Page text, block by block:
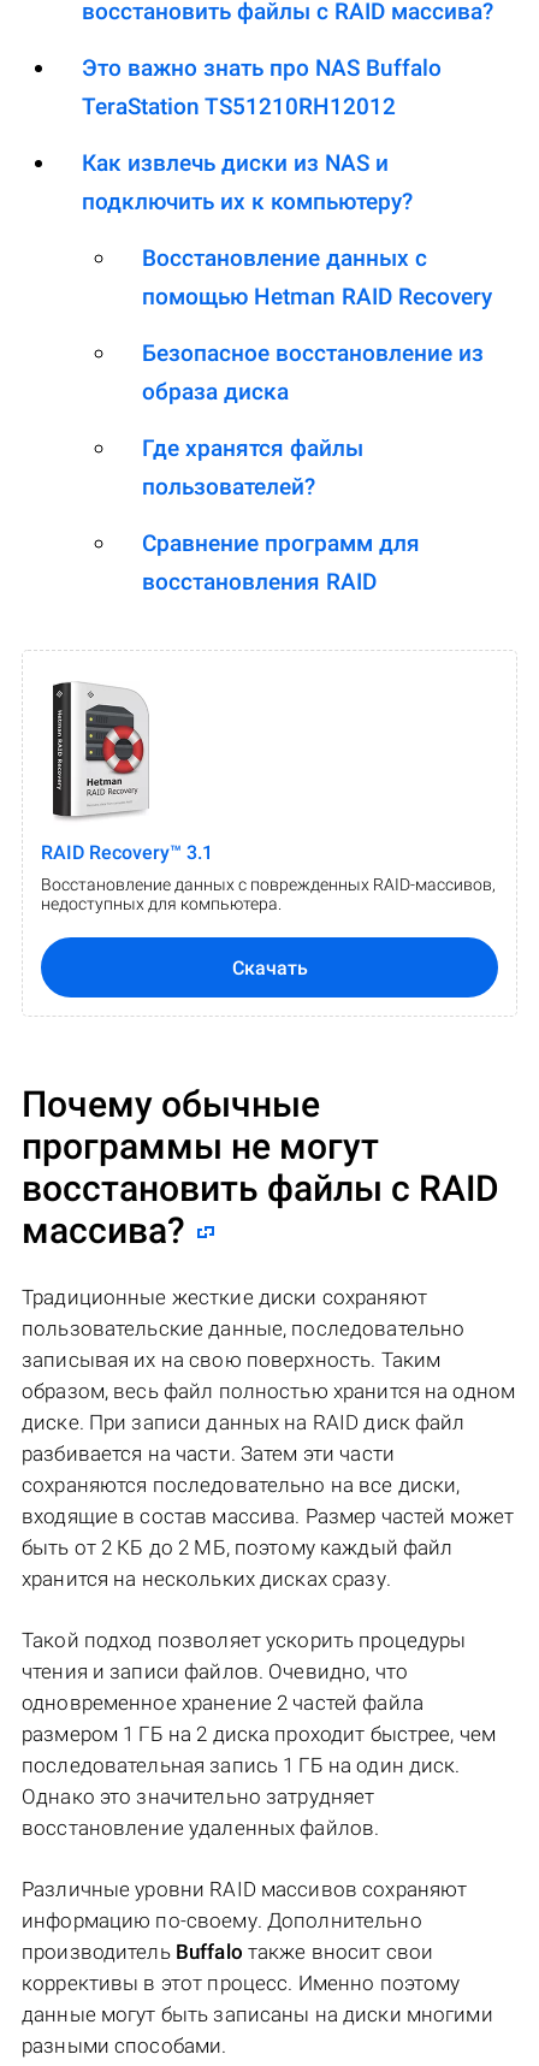
восстановить файлы с RAID массива?
Это важно знать про NAS Buffalo
TeraStation TS51210RH12012
Как извлечь диски из NAS и
подключить их к компьютеру?
Восстановление данных с
помощью Hetman RAID Recovery
Безопасное восстановление из
образа диска
Где хранятся файлы
пользователей?
Сравнение программ для
восстановления RAID
RAID Recovery™ 3.1
Восстановление данных с поврежденных RAID-массивов,
недоступных для компьютера.
Скачать
Почему обычные
программы не могут
восстановить файлы с RAID
массива?
Традиционные жесткие диски сохраняют
пользовательские данные, последовательно
записывая их на свою поверхность. Таким
образом, весь файл полностью хранится на одном
диске. При записи данных на RAID диск файл
разбивается на части. Затем эти части
сохраняются последовательно на все диски,
входящие в состав массива. Размер частей может
быть от 2 КБ до 2 МБ, поэтому каждый файл
хранится на нескольких дисках сразу.
Такой подход позволяет ускорить процедуры
чтения и записи файлов. Очевидно, что
одновременное хранение 2 частей файла
размером 1 ГБ на 2 диска проходит быстрее, чем
последовательная запись 1 ГБ на один диск.
Однако это значительно затрудняет
восстановление удаленных файлов.
Различные уровни RAID массивов сохраняют
информацию по-своему. Дополнительно
производитель Buffalo также вносит свои
коррективы в этот процесс. Именно поэтому
данные могут быть записаны на диски многими
разными способами.